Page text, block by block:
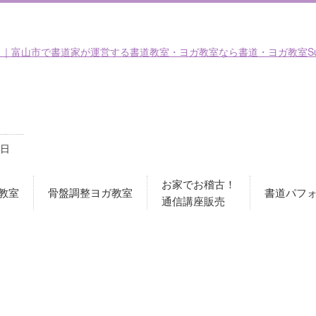
室 骨盤調整ヨガ教室
お家でお稽古！
通信講座販売
書道パフ